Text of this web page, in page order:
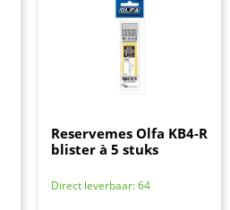
Reservemes Olfa KB4-R
blister à 5 stuks
Direct leverbaar: 64